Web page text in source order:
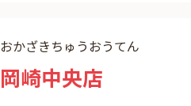
おかざきちゅうおうてん
岡崎中央店